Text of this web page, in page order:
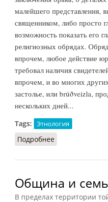
малейшего представления,
священником, либо просто
возможность показать его
религиозных обрядах.
впрочем, любое действие
требовал наличия
впрочем, и во многих
застолье, или brúðveizla,
нескольких дней...
Tags: Этнология
Подробнее
Община и
В пределах территории